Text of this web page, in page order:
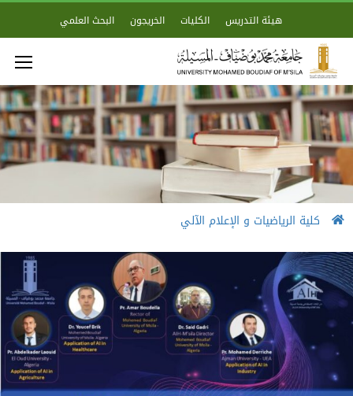
هيئة التدريس الكليات الخريجون البحث العلمي
كلية الرياضيات و الإعلام الآلي